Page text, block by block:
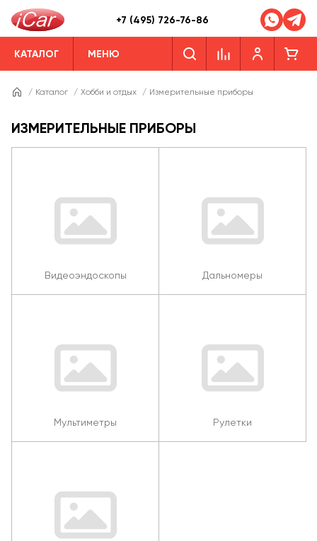
+7 (495) 726-76-86
КАТАЛОГ МЕНЮ
/ Каталог / Хобби и отдых / Измерительные приборы
ИЗМЕРИТЕЛЬНЫЕ ПРИБОРЫ
Видеоэндоскопы Дальномеры
Мультиметры Рулетки